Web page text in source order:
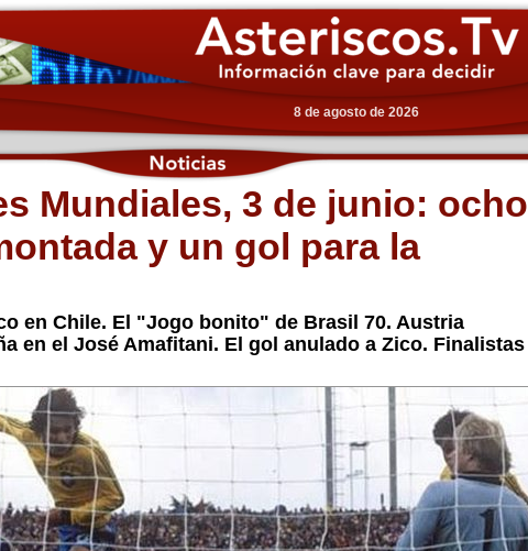
8 de agosto de 2026
Mundiales, 3 de junio: ocho
y un gol para la
en Chile. El "Jogo bonito" de Brasil 70. Austria
en el José Amafitani. El gol anulado a Zico. Finalistas